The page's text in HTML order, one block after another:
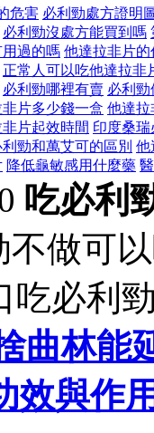
危害 必利勁處方證明
必利勁沒處方能買到嗎
過的嗎 他達拉非片
正常人可以吃他達拉非
必利勁哪裡有賣 必利
片多少錢一盒 他達拉
片起效時間 印度桑
利勁和萬艾可的區別 他
降低龜敏感用什麼藥
吃必利
做可
吃必利
曲林能
效與作